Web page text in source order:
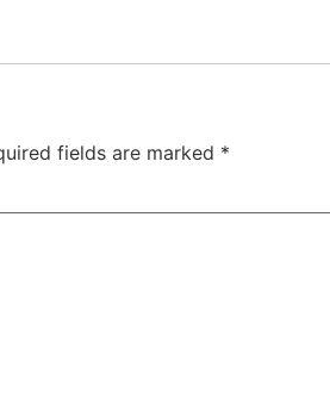
fields are marked *